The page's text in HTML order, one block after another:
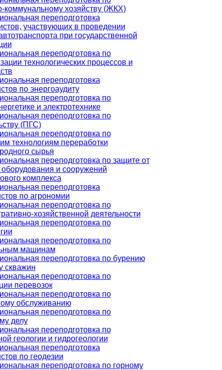
хозяйству (ЖКХ)
переподготовка
участвующих в проведении
при государственной
переподготовка по
технологических процессов и
переподготовка
по энергоаудиту
переподготовка по
и электротехнике
переподготовка по
(ПГС)
переподготовка по
технологиям переработки
сырья
переподготовка по защите от
оборудования и сооружений
комплекса
переподготовка
по агрономии
переподготовка по
хозяйственной деятельности
переподготовка по
переподготовка по
машинам
переподготовка по бурению
скважин
переподготовка по
перевозок
переподготовка по
обслуживанию
переподготовка по
делу
переподготовка по
геологии и гидрогеологии
переподготовка
по геодезии
переподготовка по горному